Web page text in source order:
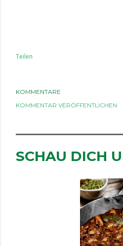
Teilen
KOMMENTARE
KOMMENTAR VERÖFFENTLICHEN
SCHAU DICH